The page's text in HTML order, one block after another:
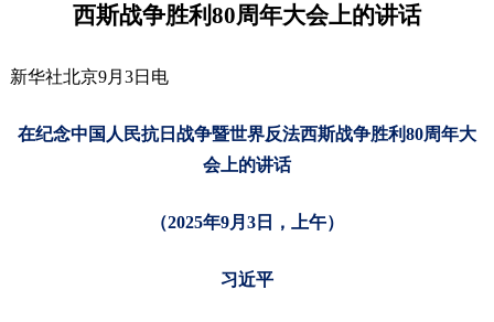
西斯战争胜利80周年大会上的讲话
新华社北京9月3日电
在纪念中国人民抗日战争暨世界反法西斯战争胜利80周年大
会上的讲话
（2025年9月3日，上午）
习近平